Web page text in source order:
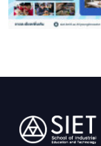
Image